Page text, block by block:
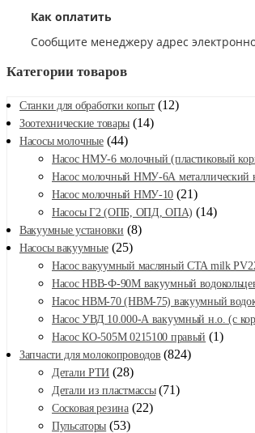
Как оплатить
Сообщите менеджеру адрес
Категории товаров
Станки для обработки копыт (12)
Зоотехнические товары (14)
Насосы молочные (44)
Насос НМУ-6 молочный (пластиковый
Насос молочный НМУ-6А металлический
Насос молочный НМУ-10 (21)
Насосы Г2 (ОПБ, ОПД, ОПА) (14)
Вакуумные установки (8)
Насосы вакуумные (25)
Насос вакуумный масляный CTA milk
Насос НВВ-Ф-90М вакуумный
Насос НВМ-70 (НВМ-75) вакуумный
Насос УВД 10.000-А вакуумный н.о. (с
Насос КО-505М 0215100 правый (1)
Запчасти для молокопроводов (824)
Детали РТИ (28)
Детали из пластмассы (71)
Сосковая резина (22)
Пульсаторы (53)